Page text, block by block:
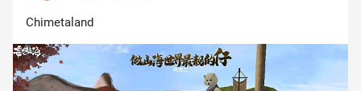
Chimetaland